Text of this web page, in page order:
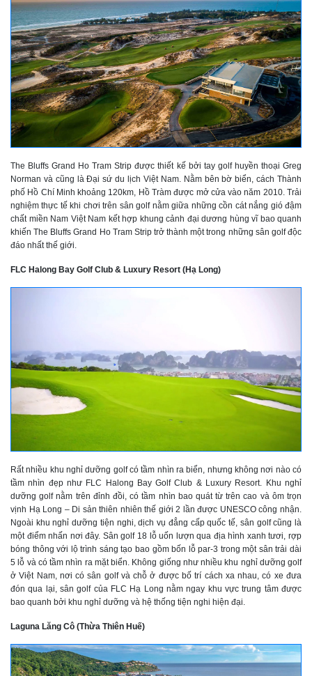
The Bluffs Grand Ho Tram Strip được thiết kế bởi tay golf huyền thoại Greg
Norman và cũng là Đại sứ du lịch Việt Nam. Nằm bên bờ biển, cách Thành
phố Hồ Chí Minh khoảng 120km, Hồ Tràm được mở cửa vào năm 2010. Trải
nghiệm thực tế khi chơi trên sân golf nằm giữa những cồn cát nắng gió đậm
chất miền Nam Việt Nam kết hợp khung cảnh đại dương hùng vĩ bao quanh
khiến The Bluffs Grand Ho Tram Strip trở thành một trong những sân golf độc
đáo nhất thế giới.
FLC Halong Bay Golf Club & Luxury Resort (Hạ Long)
Rất nhiều khu nghỉ dưỡng golf có tầm nhìn ra biển, nhưng không nơi nào có
tầm nhìn đẹp như FLC Halong Bay Golf Club & Luxury Resort. Khu nghỉ
dưỡng golf nằm trên đỉnh đồi, có tầm nhìn bao quát từ trên cao và ôm trọn
vịnh Hạ Long – Di sản thiên nhiên thế giới 2 lần được UNESCO công nhận.
Ngoài khu nghỉ dưỡng tiện nghi, dịch vụ đẳng cấp quốc tế, sân golf cũng là
một điểm nhấn nơi đây. Sân golf 18 lỗ uốn lượn qua địa hình xanh tươi, rợp
bóng thông với lộ trình sáng tạo bao gồm bốn lỗ par-3 trong một sân trải dài
5 lỗ và có tầm nhìn ra mặt biển. Không giống như nhiều khu nghỉ dưỡng golf
ở Việt Nam, nơi có sân golf và chỗ ở được bố trí cách xa nhau, có xe đưa
đón qua lại, sân golf của FLC Hạ Long nằm ngay khu vực trung tâm được
bao quanh bởi khu nghỉ dưỡng và hệ thống tiện nghi hiện đại.
Laguna Lăng Cô (Thừa Thiên Huế)